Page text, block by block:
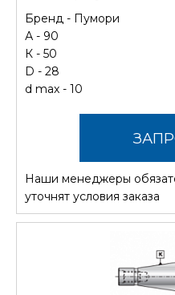
Бренд - Пумори
А - 90
К - 50
D - 28
d max - 10
Наши менеджеры
уточнят условия заказа